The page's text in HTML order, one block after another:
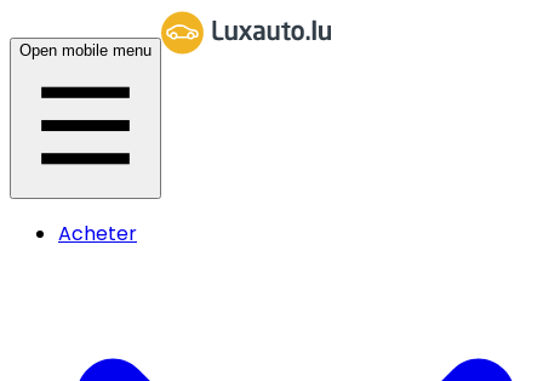
Open mobile menu
Acheter